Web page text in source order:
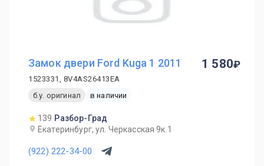
Замок двери Ford Kuga 1 2011
1523331, 8V4AS26413EA
б.у. оригинал
в наличии
139 Разбор-Град
Екатеринбург, ул. Черкасская 9к.1
(922) 222-34-00
1 580